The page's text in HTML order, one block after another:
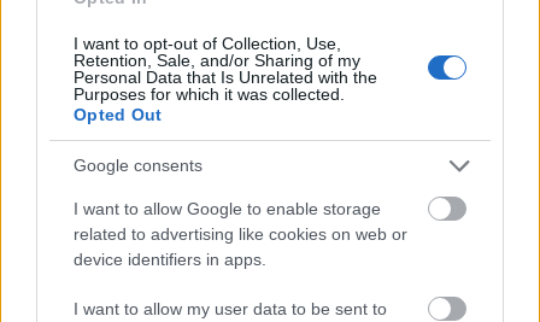
I want to opt-out of Collection, Use,
Retention, Sale, and/or Sharing of my
Personal Data that Is Unrelated with the
Purposes for which it was collected.
Opted Out
Google consents
I want to allow Google to enable storage
related to advertising like cookies on web or
device identifiers in apps.
I want to allow my user data to be sent to
Másfélszeresére bővítik
iskoláját